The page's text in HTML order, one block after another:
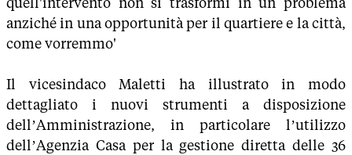
anziché in una opportunità per il quartiere e la città,
come vorremmo'
Il vicesindaco Maletti ha illustrato in modo
dettagliato i nuovi strumenti a disposizione
dell’Amministrazione, in particolare l’utilizzo
dell’Agenzia Casa per la gestione diretta delle 36